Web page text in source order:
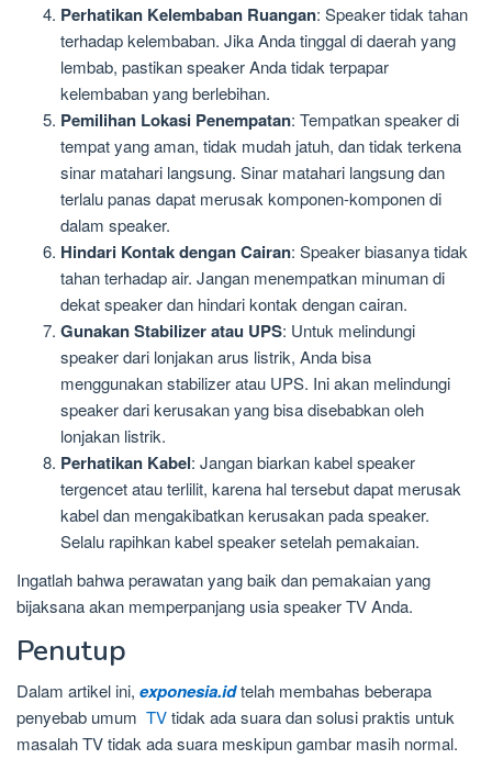
Perhatikan Kelembaban Ruangan: Speaker tidak tahan
terhadap kelembaban. Jika Anda tinggal di daerah yang
lembab, pastikan speaker Anda tidak terpapar
kelembaban yang berlebihan.
Pemilihan Lokasi Penempatan: Tempatkan speaker di
tempat yang aman, tidak mudah jatuh, dan tidak terkena
sinar matahari langsung. Sinar matahari langsung dan
terlalu panas dapat merusak komponen-komponen di
dalam speaker.
Hindari Kontak dengan Cairan: Speaker biasanya tidak
tahan terhadap air. Jangan menempatkan minuman di
dekat speaker dan hindari kontak dengan cairan.
Gunakan Stabilizer atau UPS: Untuk melindungi
speaker dari lonjakan arus listrik, Anda bisa
menggunakan stabilizer atau UPS. Ini akan melindungi
speaker dari kerusakan yang bisa disebabkan oleh
lonjakan listrik.
Perhatikan Kabel: Jangan biarkan kabel speaker
tergencet atau terlilit, karena hal tersebut dapat merusak
kabel dan mengakibatkan kerusakan pada speaker.
Selalu rapihkan kabel speaker setelah pemakaian.
Ingatlah bahwa perawatan yang baik dan pemakaian yang
bijaksana akan memperpanjang usia speaker TV Anda.
Penutup
Dalam artikel ini, exponesia.idtelah membahas beberapa
penyebab umum TVtidak ada suara dan solusi praktis untuk
masalah TV tidak ada suara meskipun gambar masih normal.